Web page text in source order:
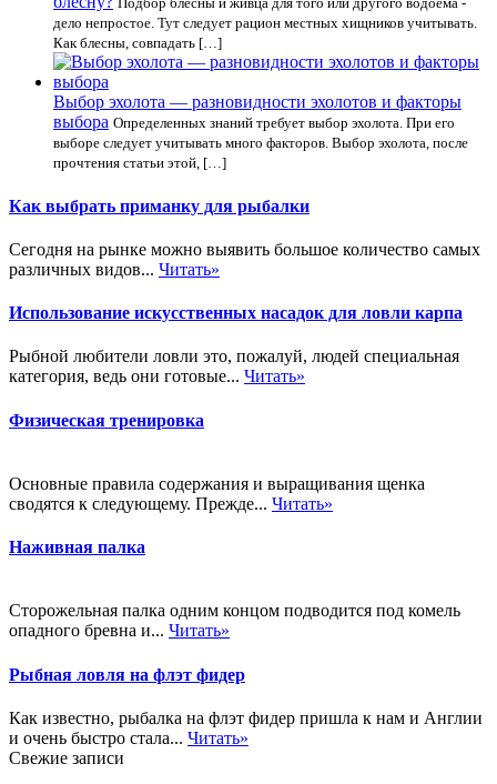
дело непростое. Тут следует рацион местных хищников учитывать.
Как блесны, совпадать […]
Выбор эхолота — разновидности эхолотов и факторы
выбора Определенных знаний требует выбор эхолота. При его
выборе следует учитывать много факторов. Выбор эхолота, после
прочтения статьи этой, […]
Как выбрать приманку для рыбалки
Сегодня на рынке можно выявить большое количество самых
различных видов... Читать»
Использование искусственных насадок для ловли карпа
Рыбной любители ловли это, пожалуй, людей специальная
категория, ведь они готовые... Читать»
Физическая тренировка
Основные правила содержания и выращивания щенка
сводятся к следующему. Прежде... Читать»
Наживная палка
Сторожельная палка одним концом подводится под комель
опадного бревна и... Читать»
Рыбная ловля на флэт фидер
Как известно, рыбалка на флэт фидер пришла к нам и Англии
и очень быстро стала... Читать»
Свежие записи